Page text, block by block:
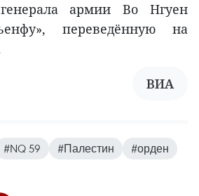
армии Во Нгуен
переведённую на
ВИА
#NQ 59 #Палестин
#орден